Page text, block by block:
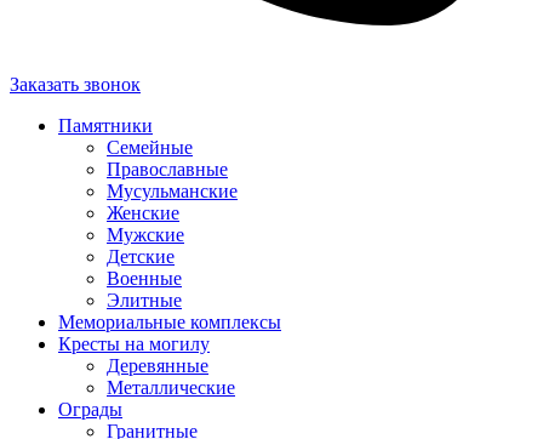
Заказать звонок
Памятники
Семейные
Православные
Мусульманские
Женские
Мужские
Детские
Военные
Элитные
Мемориальные комплексы
Кресты на могилу
Деревянные
Металлические
Ограды
Гранитные